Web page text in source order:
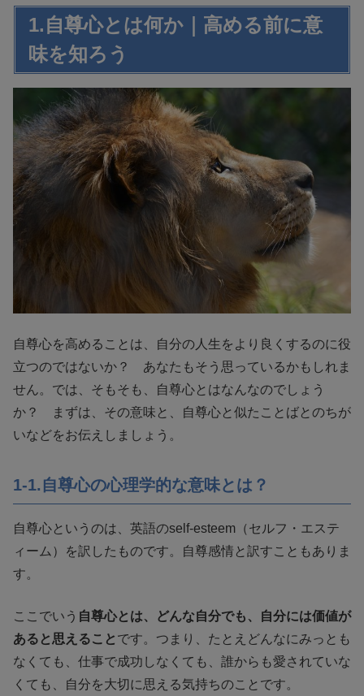
1.自尊心とは何か｜高める前に意
味を知ろう
自尊心を高めることは、自分の人生をより良くするのに役
立つのではないか？ あなたもそう思っているかもしれま
せん。では、そもそも、自尊心とはなんなのでしょう
か？ まずは、その意味と、自尊心と似たことばとのちが
いなどをお伝えしましょう。
1-1.自尊心の心理学的な意味とは？
自尊心というのは、英語のself-esteem（セルフ・エステ
ィーム）を訳したものです。自尊感情と訳すこともありま
す。
ここでいう 自尊心とは、どんな自分でも、自分には価値が
あると思えること です。つまり、たとえどんなにみっとも
なくても、仕事で成功しなくても、誰からも愛されていな
くても、自分を大切に思える気持ちのことです。